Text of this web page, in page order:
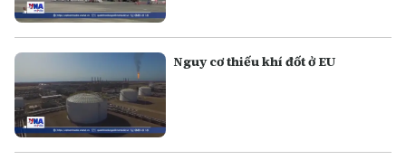
Nguy cơ thiếu khí đốt ở EU